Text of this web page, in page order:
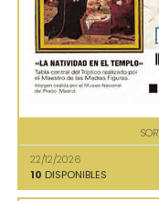
22/12/2026
10 DISPONIBLES